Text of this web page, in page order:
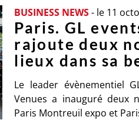
BUSINESS NEWS- le 11
Paris. GL
rajoute deux
lieux dans sa
Le leader évènementiel
Venues a inauguré deux
Paris Montreuil expo et